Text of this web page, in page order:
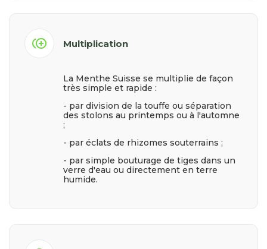
control_point_duplicate Multiplication
La Menthe Suisse se multiplie de façon
très simple et rapide :
- par division de la touffe ou séparation
des stolons au printemps ou à l'automne
;
- par éclats de rhizomes souterrains ;
- par simple bouturage de tiges dans un
verre d'eau ou directement en terre
humide.